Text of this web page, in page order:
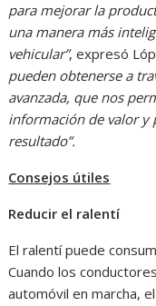
para mejorar la
una manera más
vehicular”, expresó
pueden obtenerse a
avanzada, que nos
información de valor y
resultado”.
Consejos útiles
Reducir el ralentí
El ralentí puede
Cuando los
automóvil en marcha,